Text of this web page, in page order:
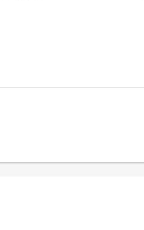
り良い保育園の運営に提案や